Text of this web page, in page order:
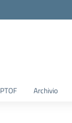
PTOF Archivio